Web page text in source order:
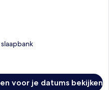
voor je datums bekijken